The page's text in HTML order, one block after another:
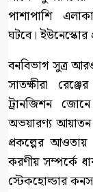
পাশাপাশি
ঘটবে।
বনবিভাগ সুত্র
সাতক্ষীরা
ট্রানজিশন
অভয়ারণ্য আয়াতন
প্রকল্পের
করণীয় সম্পর্কে
স্টেকহোল্ডার